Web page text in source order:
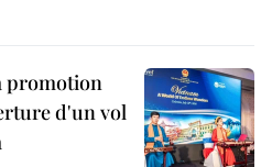
promotion
d'un vol